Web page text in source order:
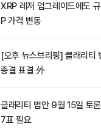
XRP 레저 업그레이드에도
P 가격 변동
[오후 뉴스브리핑] 클래리티
종결 표결 外
클래리티 법안 9월 15일 토
7표 필요